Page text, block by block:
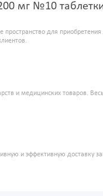
мг №10
для
и медицинских товаров.
и эффективную доставку